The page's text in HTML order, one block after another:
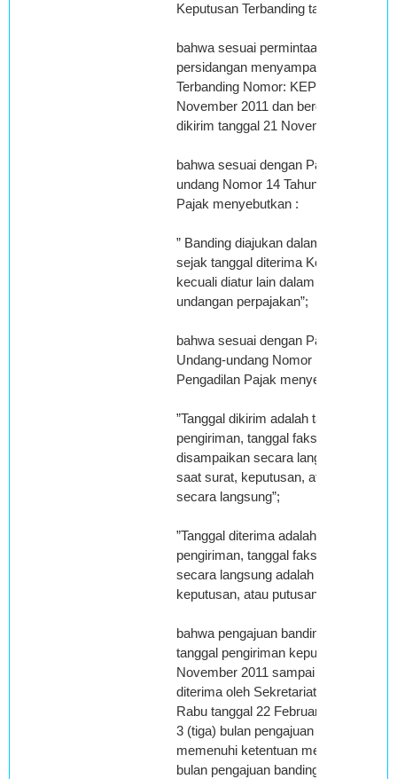
Keputusan Terbanding tanggal 24
bahwa sesuai permintaan Majelis,
persidangan menyampaikan bukti
Terbanding Nomor: KEP-789/
November 2011 dan berdasarkan
dikirim tanggal 21 November 2011;
bahwa sesuai dengan Pasal 35 ayat
undang Nomor 14 Tahun 2002
Pajak menyebutkan :
” Banding diajukan dalam jangka
sejak tanggal diterima Keputusan
kecuali diatur lain dalam peraturan
undangan perpajakan”;
bahwa sesuai dengan Pasal 1 angka
Undang-undang Nomor 14 Tahun
Pengadilan Pajak menyebutkan :
”Tanggal dikirim adalah tanggal
pengiriman, tanggal faksimile, atau
disampaikan secara langsung adalah
saat surat, keputusan, atau putusan
secara langsung”;
”Tanggal diterima adalah tanggal
pengiriman, tanggal faksimile, atau
secara langsung adalah tanggal pada
keputusan, atau putusan diterima
bahwa pengajuan banding apabila
tanggal pengiriman keputusan
November 2011 sampai dengan
diterima oleh Sekretariat Pengadilan
Rabu tanggal 22 Februari 2012
3 (tiga) bulan pengajuan banding,
memenuhi ketentuan mengenai
bulan pengajuan banding